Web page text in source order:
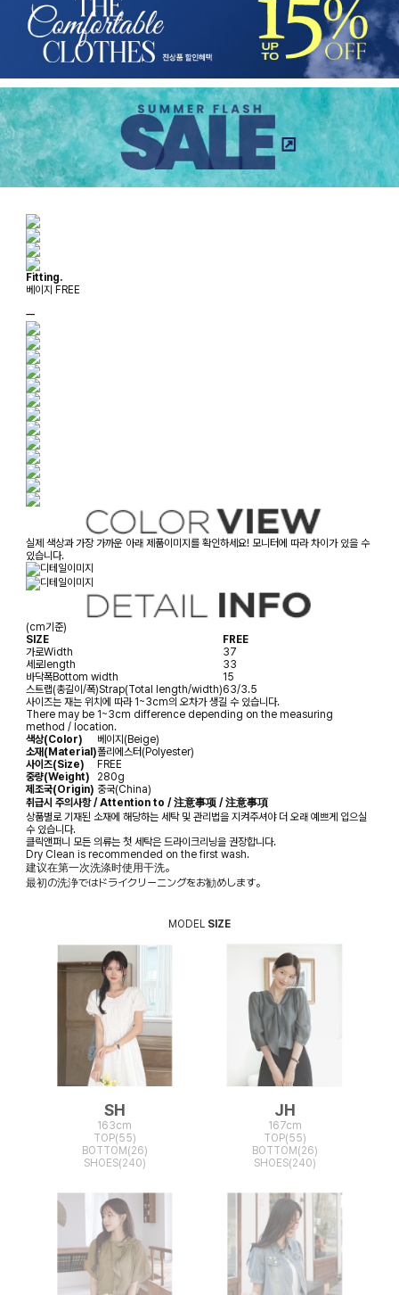
Fitting.
베이지 FREE
ㅡ
실제 색상과 가장 가까운 아래 제품이미지를 확인하세요! 모니터에 따라 차이가 있을 수
있습니다.
(cm기준)
SIZE
FREE
가로Width
37
세로length
33
바닥폭Bottom width
15
스트랩(총길이/폭)Strap(Total length/width)63/3.5
사이즈는 재는 위치에 따라 1~3cm의 오차가 생길 수 있습니다.
There may be 1~3cm difference depending on the measuring
method / location.
색상(Color)
베이지(Beige)
소재(Material)폴리에스터(Polyester)
사이즈(Size)
FREE
중량(Weight)
280g
제조국(Origin) 중국(China)
취급시 주의사항 / Attention to / 注意事项 / 注意事項
상품별로 기재된 소재에 해당하는 세탁 및 관리법을 지켜주셔야 더 오래 예쁘게 입으실
수 있습니다.
클릭앤퍼니 모든 의류는 첫 세탁은 드라이크리닝을 권장합니다.
Dry Clean is recommended on the first wash.
建议在第一次洗涤时使用干洗。
最初の洗浄ではドライクリーニングをお勧めします。
MODEL SIZE
SH
163cm
TOP(55)
BOTTOM(26)
SHOES(240)
JH
167cm
TOP(55)
BOTTOM(26)
SHOES(240)